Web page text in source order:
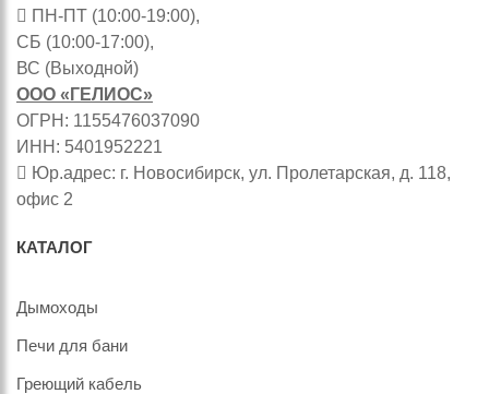
ПН-ПТ (10:00-19:00),
СБ (10:00-17:00),
ВС (Выходной)
ООО «ГЕЛИОС»
ОГРН: 1155476037090
ИНН: 5401952221
Юр.адрес: г. Новосибирск, ул. Пролетарская, д. 118,
офис 2
КАТАЛОГ
Дымоходы
Печи для бани
Греющий кабель